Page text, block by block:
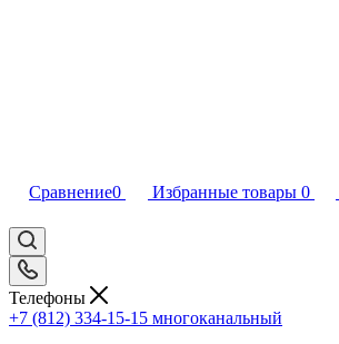
Сравнение0 Избранные товары 0
Телефоны
+7 (812) 334-15-15 многоканальный